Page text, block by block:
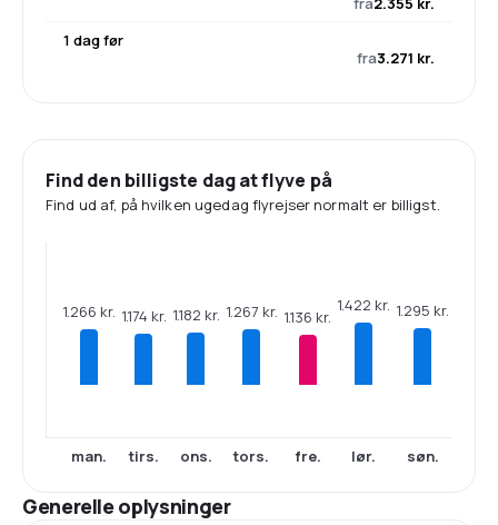
1 dag før
fra3.271 kr.
Find den billigste dag at flyve på
Find ud af, på hvilken ugedag flyrejser normalt er billigst.
1.266 kr.
man.
1.174 kr.
tirs.
1.182 kr.
ons.
1.267 kr.
tors.
1.136 kr.
fre.
1.422 kr.
lør.
1.295 kr.
søn.
Generelle oplysninger